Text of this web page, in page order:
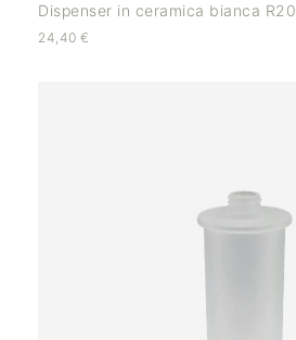
Dispenser in ceramica bianca R20
24,40 €